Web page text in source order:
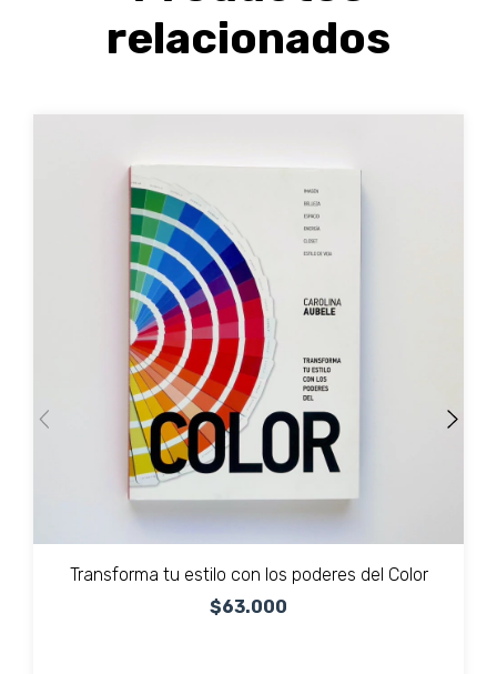
relacionados
Transforma tu estilo con los poderes del Color
$63.000